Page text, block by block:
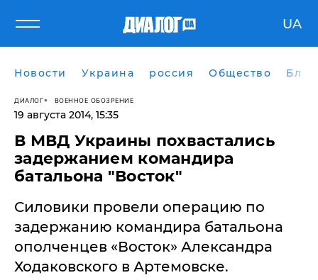
UA
Новости Украина россия Общество
ДИАЛОГ ВОЕННОЕ ОБОЗРЕНИЕ
19 августа 2014, 15:35
В МВД Украины похвастались
задержанием командира
батальона "Восток"
Силовики провели операцию по
задержанию командира батальона
ополченцев «Восток» Александра
Ходаковского в Артемовске.